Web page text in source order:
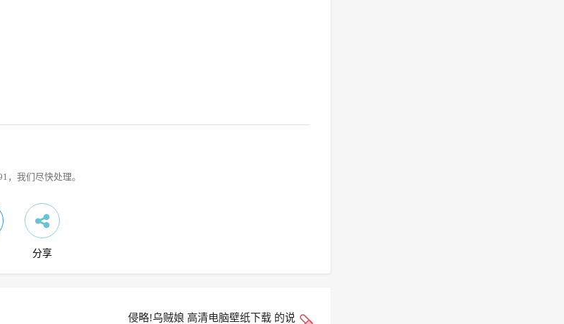
，我们尽快处理。
分享
侵略!乌贼娘 高清电脑壁纸下载 的说